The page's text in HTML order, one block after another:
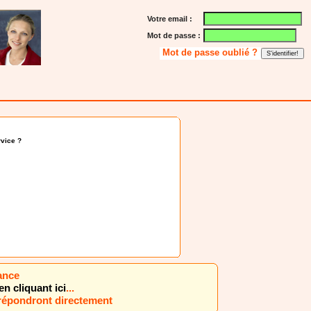
Votre email :
Mot de passe :
Mot de passe oublié ?
?
cliquant ici...
directement